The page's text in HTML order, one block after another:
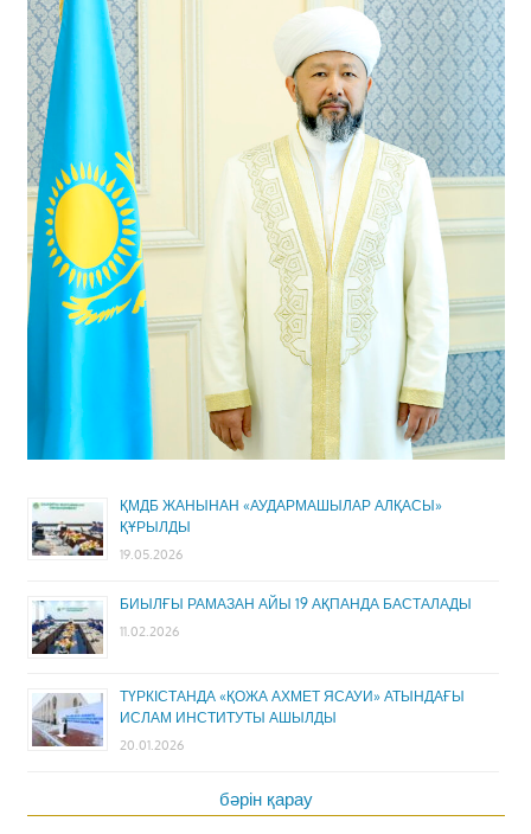
ҚМДБ ЖАНЫНАН «АУДАРМАШЫЛАР АЛҚАСЫ»
ҚҰРЫЛДЫ
19.05.2026
БИЫЛҒЫ РАМАЗАН АЙЫ 19 АҚПАНДА БАСТАЛАДЫ
11.02.2026
ТҮРКІСТАНДА «ҚОЖА АХМЕТ ЯСАУИ» АТЫНДАҒЫ
ИСЛАМ ИНСТИТУТЫ АШЫЛДЫ
20.01.2026
бәрін қарау